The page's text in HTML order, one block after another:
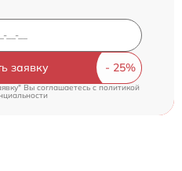
заявку
Вы соглашаетесь cполитикой